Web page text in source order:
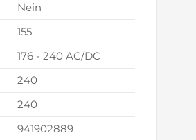
Nein
155
176 - 240 AC/DC
240
240
941902889